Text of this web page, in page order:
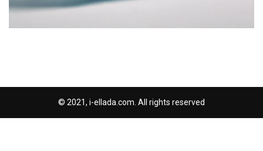
© 2021, i-ellada.com. All rights reserved